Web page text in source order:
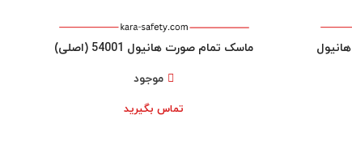
ماسک شیمیایی نیم صورت 5500 هانیول
ماسک تمام صورت هانیول 54001 (اصلی)
موجود
تماس بگیرید